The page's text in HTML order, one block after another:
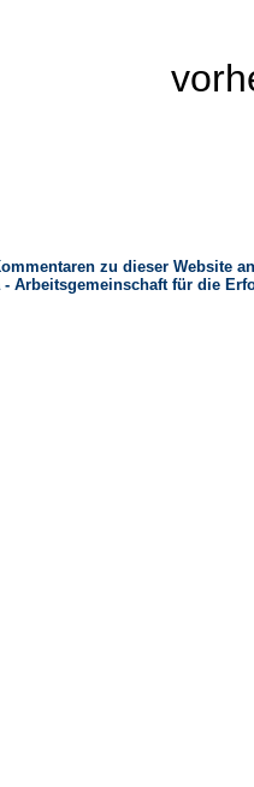
zu dieser Website
Arbeitsgemeinschaft für die